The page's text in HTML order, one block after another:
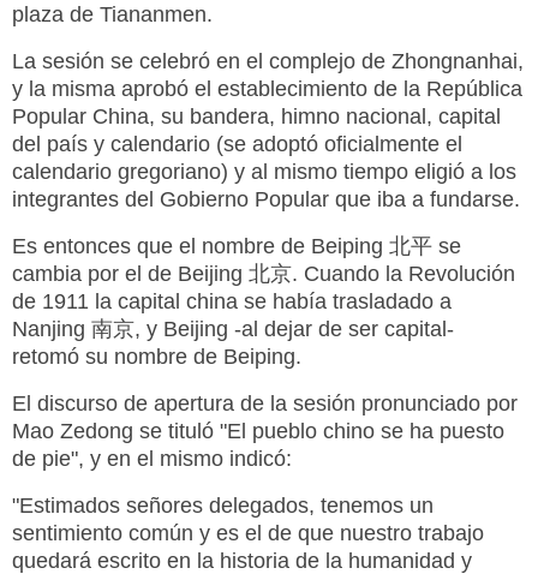
plaza de Tiananmen.
La sesión se celebró en el complejo de Zhongnanhai,
y la misma aprobó el establecimiento de la República
Popular China, su bandera, himno nacional, capital
del país y calendario (se adoptó oficialmente el
calendario gregoriano) y al mismo tiempo eligió a los
integrantes del Gobierno Popular que iba a fundarse.
Es entonces que el nombre de Beiping 北平 se
cambia por el de Beijing 北京. Cuando la Revolución
de 1911 la capital china se había trasladado a
Nanjing 南京, y Beijing -al dejar de ser capital-
retomó su nombre de Beiping.
El discurso de apertura de la sesión pronunciado por
Mao Zedong se tituló "El pueblo chino se ha puesto
de pie", y en el mismo indicó:
"Estimados señores delegados, tenemos un
sentimiento común y es el de que nuestro trabajo
quedará escrito en la historia de la humanidad y